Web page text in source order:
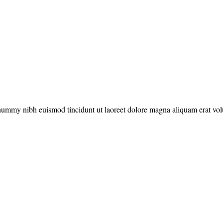
nibh euismod tincidunt ut laoreet dolore magna aliquam erat